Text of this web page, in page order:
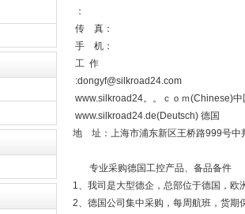
：
传 真：
手 机：
工 作
:dongyf@silkroad24.com
www.silkroad24。。ｃｏｍ(Chinese)中
www.silkroad24.de(Deutsch) 德国
地 址：上海市浦东新区王桥路999号中
专业采购德国工控产品、备品备件
1、我司是大型德企，总部位于德国，
2、德国公司集中采购，每周航班，货期